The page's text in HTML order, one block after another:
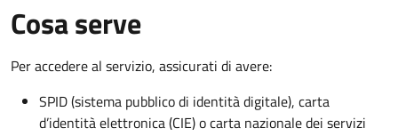
Cosa serve
Per accedere al servizio, assicurati di avere:
SPID (sistema pubblico di identità digitale), carta
d’identità elettronica (CIE) o carta nazionale dei servizi